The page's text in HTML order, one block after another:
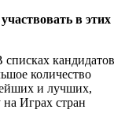
в этих
кандидатов
количество
и лучших,
Играх стран